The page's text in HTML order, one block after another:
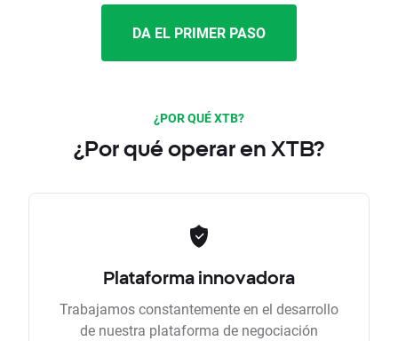
DA EL PRIMER PASO
¿POR QUÉ XTB?
¿Por qué operar en XTB?
Plataforma innovadora
Trabajamos constantemente en el desarrollo
de nuestra plataforma de negociación